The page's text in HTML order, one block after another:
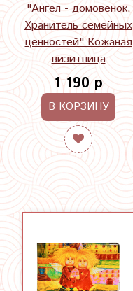
"Ангел - домовенок.
Хранитель семейных
ценностей" Кожаная
визитница
1 190 р
В КОРЗИНУ